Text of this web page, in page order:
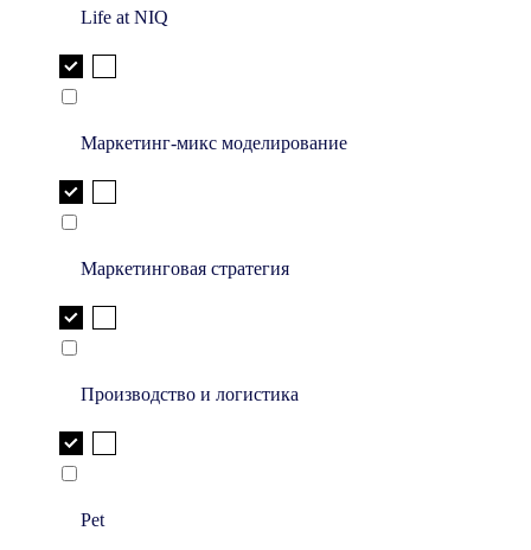
Life at NIQ
Маркетинг-микс моделирование
Маркетинговая стратегия
Производство и логистика
Pet